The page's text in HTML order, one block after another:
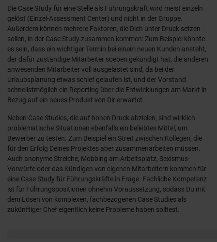
Die Case Study für eine Stelle als Führungskraft wird meist einzeln
gelöst (Einzel-Assessment Center) und nicht in der Gruppe.
Außerdem können mehrere Faktoren, die Dich unter Druck setzen
sollen, in der Case Study zusammen kommen: Zum Beispiel könnte
es sein, dass ein wichtiger Termin bei einem neuen Kunden ansteht,
der dafür zuständige Mitarbeiter soeben gekündigt hat, die anderen
anwesenden Mitarbeiter voll ausgelastet sind, da bei der
Urlaubsplanung etwas schief gelaufen ist, und der Vorstand
schnellstmöglich ein Reporting über die Entwicklungen am Markt in
Bezug auf ein neues Produkt von Dir erwartet.
Neben Case Studies, die auf hohen Druck abzielen, sind wirklich
problematische Situationen ebenfalls ein beliebtes Mittel, um
Bewerber zu testen. Zum Beispiel ein Streit zwischen Kollegen, die
für den Erfolg Deines Projektes aber zusammenarbeiten müssen.
Auch anonyme Streiche, Mobbing am Arbeitsplatz, Sexismus-
Vorwürfe oder das Kündigen von eigenen Mitarbeitern kommen für
eine Case Study für Führungskräfte in Frage. Fachliche Kompetenz
ist für Führungspositionen ohnehin Voraussetzung, sodass Du mit
dem Lösen von komplexen, fachbezogenen Case Studies als
zukünftiger Chef eigentlich keine Probleme haben solltest.